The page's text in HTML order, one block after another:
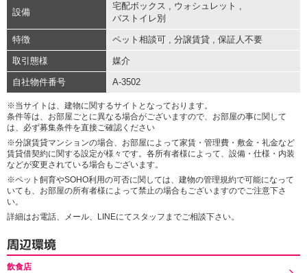
設備
宅配ボックス , ウォシュレット ,
バストイレ別
特徴 ペット相談可 , 分譲賃貸 , 保証人不要
取引態様 媒介
自社物件番号 A-3502
※当サイトは、建物に関するサイトとなっております。
条件等は、お部屋ごとに異なる場合がございますので、お部屋の事に関して
は、必ず募集条件を直接ご確認ください
※分譲賃貸マンションの場合、お部屋によって家賃・管理費・敷金・礼金など
賃貸借契約に関する設定が様々です。各所有者様によって、設備・仕様・内装
などが変更されている場合もございます。
※ペット飼育やSOHO利用の可否に関しては、建物の管理規約で可能になって
いても、お部屋の所有者様によって禁止の場合もございますのでご注意下さ
い。
詳細はお電話、メール、LINEにてスタッフまでご相談下さい。
周辺環境
飲食店